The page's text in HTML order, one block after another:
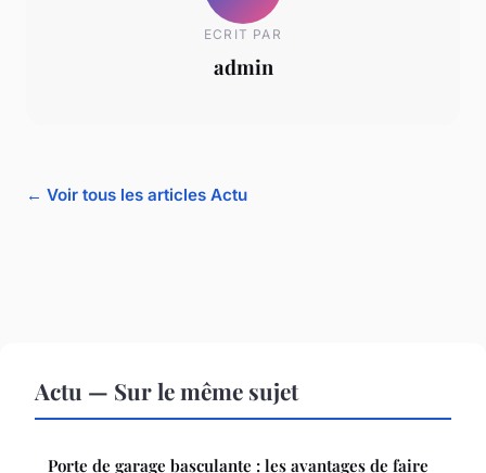
ECRIT PAR
admin
← Voir tous les articles Actu
Actu — Sur le même sujet
Porte de garage basculante : les avantages de faire